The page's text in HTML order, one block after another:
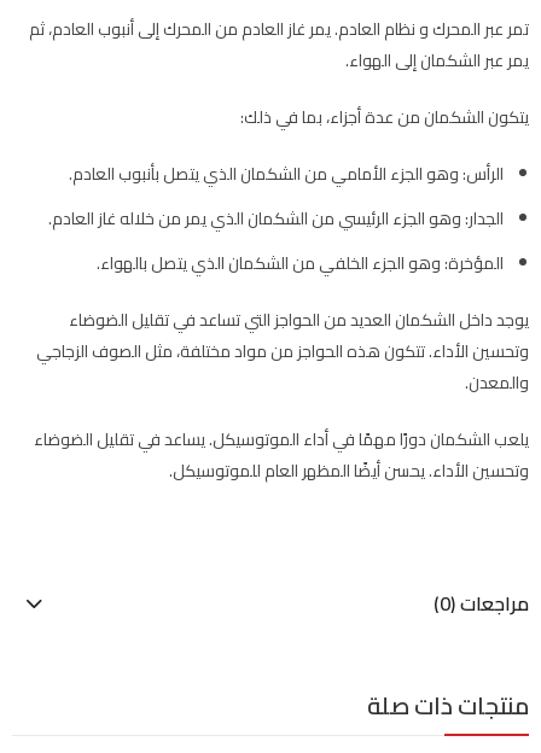
تمر عبر المحرك و نظام العادم. يمر غاز العادم من المحرك إلى أنبوب العادم، ثم
يمر عبر الشكمان إلى الهواء.
يتكون الشكمان من عدة أجزاء، بما في ذلك:
الرأس: وهو الجزء الأمامي من الشكمان الذي يتصل بأنبوب العادم.
الجدار: وهو الجزء الرئيسي من الشكمان الذي يمر من خلاله غاز العادم.
المؤخرة: وهو الجزء الخلفي من الشكمان الذي يتصل بالهواء.
يوجد داخل الشكمان العديد من الحواجز التي تساعد في تقليل الضوضاء
وتحسين الأداء. تتكون هذه الحواجز من مواد مختلفة، مثل الصوف الزجاجي
والمعدن.
يلعب الشكمان دورًا مهمًا في أداء الموتوسيكل. يساعد في تقليل الضوضاء
وتحسين الأداء. يحسن أيضًا المظهر العام للموتوسيكل.
مراجعات (0)
منتجات ذات صلة